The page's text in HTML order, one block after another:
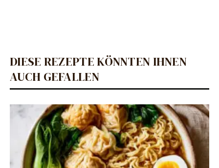
DIESE REZEPTE KÖNNTEN IHNEN
AUCH GEFALLEN